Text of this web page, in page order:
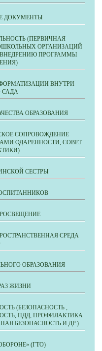
ДОКУМЕНТЫ
(ПЕРВИЧНАЯ
ОРГАНИЗАЦИЙ
ПРОГРАММЫ
ВНУТРИ
САДА
ОБРАЗОВАНИЯ
СОПРОВОЖДЕНИЕ
ОДАРЕННОСТИ, СОВЕТ
СЕСТРЫ
СРЕДА
ОБРАЗОВАНИЯ
ЖИЗНИ
(БЕЗОПАСНОСТЬ ,
ПДД, ПРОФИЛАКТИКА
БЕЗОПАСНОСТЬ И ДР.)
(ГТО)